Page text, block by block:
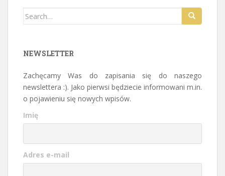
Search for:
NEWSLETTER
Zachęcamy Was do zapisania się do naszego
newslettera :). Jako pierwsi będziecie informowani m.in.
o pojawieniu się nowych wpisów.
Imię
Adres e-mail